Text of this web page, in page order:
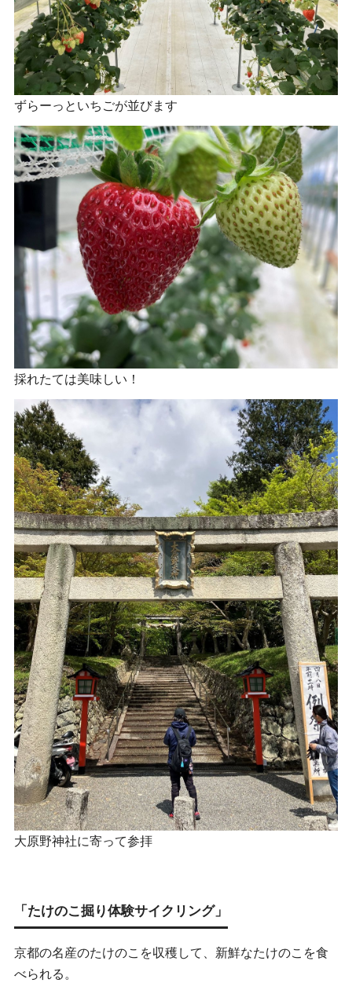
ずらーっといちごが並びます
採れたては美味しい！
大原野神社に寄って参拝
「たけのこ掘り体験サイクリング」
京都の名産のたけのこを収穫して、新鮮なたけのこを食
べられる。